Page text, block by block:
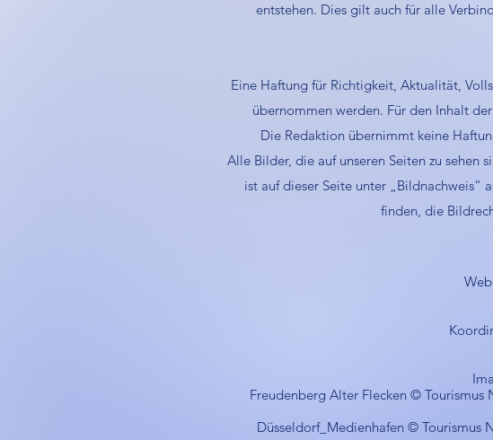
entstehen. Dies gilt auch für alle
Eine Haftung für Richtigkeit, Aktualität,
übernommen werden. Für den Inhalt
Die Redaktion übernimmt keine
Alle Bilder, die auf unseren Seiten zu sehen
ist auf dieser Seite unter „Bildnachweis“
finden, die
Freudenberg Alter Flecken © Tourismus
Düsseldorf_Medienhafen © Tourismus